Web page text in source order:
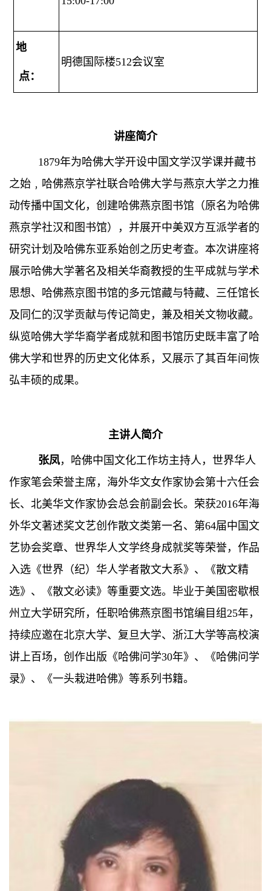
地
点：
明德国际楼512会议室
讲座简介
1879年为哈佛大学开设中国文学汉学课并藏书
之始﹐哈佛燕京学社联合哈佛大学与燕京大学之力推
动传播中国文化，创建哈佛燕京图书馆（原名为哈佛
燕京学社汉和图书馆），并展开中美双方互派学者的
研究计划及哈佛东亚系始创之历史考查。本次讲座将
展示哈佛大学著名及相关华裔教授的生平成就与学术
思想、哈佛燕京图书馆的多元馆藏与特藏、三任馆长
及同仁的汉学贡献与传记简史，兼及相关文物收藏。
纵览哈佛大学华裔学者成就和图书馆历史既丰富了哈
佛大学和世界的历史文化体系，又展示了其百年间恢
弘丰硕的成果。
主讲人简介
张凤，哈佛中国文化工作坊主持人，世界华人
作家笔会荣誉主席，海外华文女作家协会第十六任会
长、北美华文作家协会总会前副会长。荣获2016年海
外华文著述奖文艺创作散文类第一名、第64届中国文
艺协会奖章、世界华人文学终身成就奖等荣誉，作品
入选《世界（纪）华人学者散文大系》、《散文精
选》、《散文必读》等重要文选。毕业于美国密歇根
州立大学研究所，任职哈佛燕京图书馆编目组25年，
持续应邀在北京大学、复旦大学、浙江大学等高校演
讲上百场，创作出版《哈佛问学30年》、《哈佛问学
录》、《一头栽进哈佛》等系列书籍。